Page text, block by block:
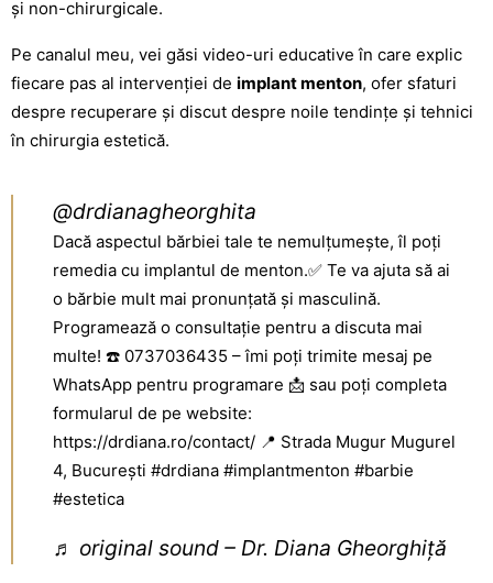
și non-chirurgicale.
Pe canalul meu, vei găsi video-uri educative în care explic
fiecare pas al intervenției de implant menton, ofer sfaturi
despre recuperare și discut despre noile tendințe și tehnici
în chirurgia estetică.
@drdianagheorghita
Dacă aspectul bărbiei tale te nemulțumește, îl poți
remedia cu implantul de menton.✅ Te va ajuta să ai
o bărbie mult mai pronunțată și masculină.
Programează o consultație pentru a discuta mai
multe! ☎️ 0737036435 – îmi poți trimite mesaj pe
WhatsApp pentru programare 📩 sau poți completa
formularul de pe website:
https://drdiana.ro/contact/ 📍 Strada Mugur Mugurel
4, București #drdiana #implantmenton #barbie
#estetica
♬ original sound – Dr. Diana Gheorghiță